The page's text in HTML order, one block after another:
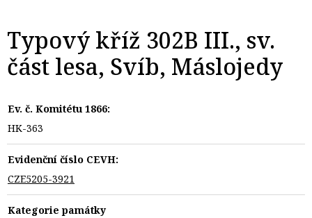
Typový kříž 302B III., sv.
část lesa, Svíb, Máslojedy
Ev. č. Komitétu 1866:
HK-363
Evidenční číslo CEVH:
CZE5205-3921
Kategorie památky